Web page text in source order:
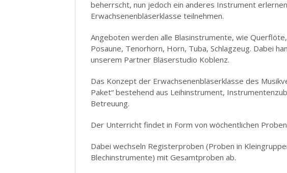
beherrscht, nun jedoch ein anderes Instrument
Erwachsenenbläserklasse teilnehmen.
Angeboten werden alle Blasinstrumente, wie
Posaune, Tenorhorn, Horn, Tuba, Schlagzeug. Dabei
unserem Partner Bläserstudio Koblenz.
Das Konzept der Erwachsenenbläserklasse des
Paket“ bestehend aus Leihinstrument,
Betreuung.
Der Unterricht findet in Form von wöchentlichen
Dabei wechseln Registerproben (Proben in
Blechinstrumente) mit Gesamtproben ab.